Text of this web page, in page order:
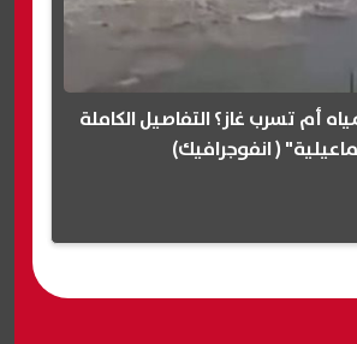
أم تسرب غاز؟ التفاصيل الكاملة
( انفوجرافيك)